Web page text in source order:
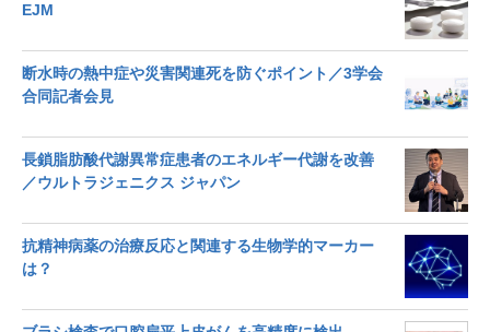
EJM
断水時の熱中症や災害関連死を防ぐポイント／3学会
合同記者会見
長鎖脂肪酸代謝異常症患者のエネルギー代謝を改善
／ウルトラジェニクス ジャパン
抗精神病薬の治療反応と関連する生物学的マーカー
は？